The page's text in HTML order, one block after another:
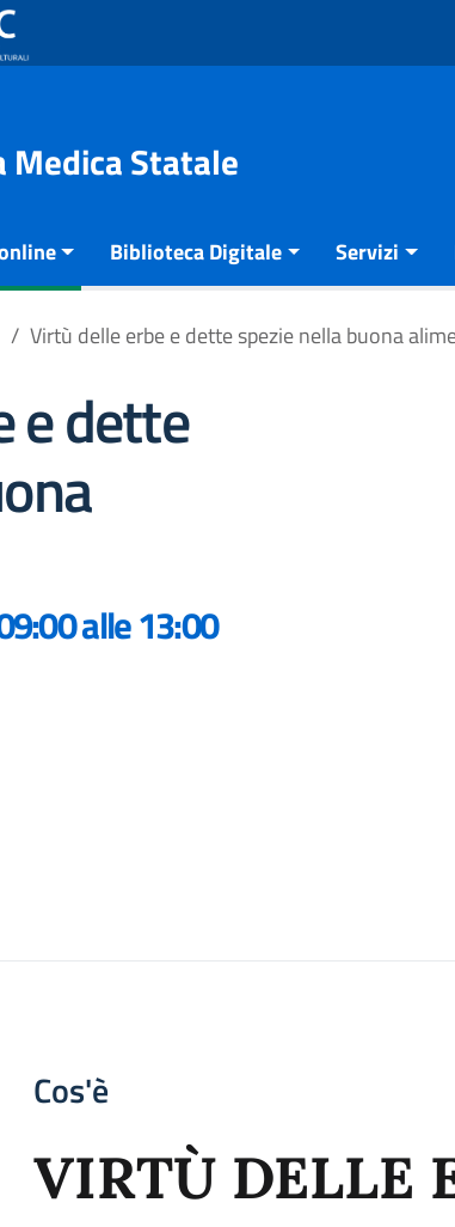
Medica Statale
Biblioteca Digitale Servizi
Virtù delle erbe e dette spezie nella buona
e dette
alle 13:00
Cos'è
VIRTÙ DELLE